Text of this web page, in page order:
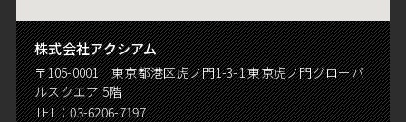
株式会社アクシアム
〒105-0001 東京都港区虎ノ門1-3-1 東京虎ノ門グローバ
ルスクエア 5階
TEL：03-6206-7197